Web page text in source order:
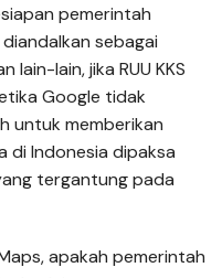
pemerintah
sebagai
lain, jika RUU KKS
Google tidak
untuk memberikan
di Indonesia dipaksa
tergantung pada
apakah pemerintah